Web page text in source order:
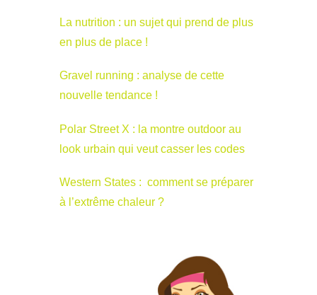
La nutrition : un sujet qui prend de plus
en plus de place !
Gravel running : analyse de cette
nouvelle tendance !
Polar Street X : la montre outdoor au
look urbain qui veut casser les codes
Western States : comment se préparer
à l’extrême chaleur ?